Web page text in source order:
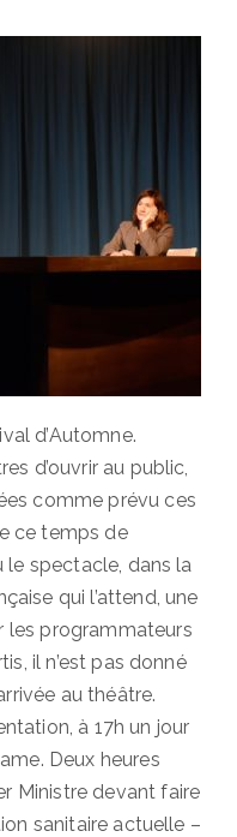
d’Automne.
d’ouvrir au public,
comme prévu ces
ce temps de
le spectacle, dans la
qui l’attend, une
les programmateurs
il n’est pas donné
au théâtre.
à 17h un jour
Deux heures
Ministre devant faire
sanitaire actuelle –